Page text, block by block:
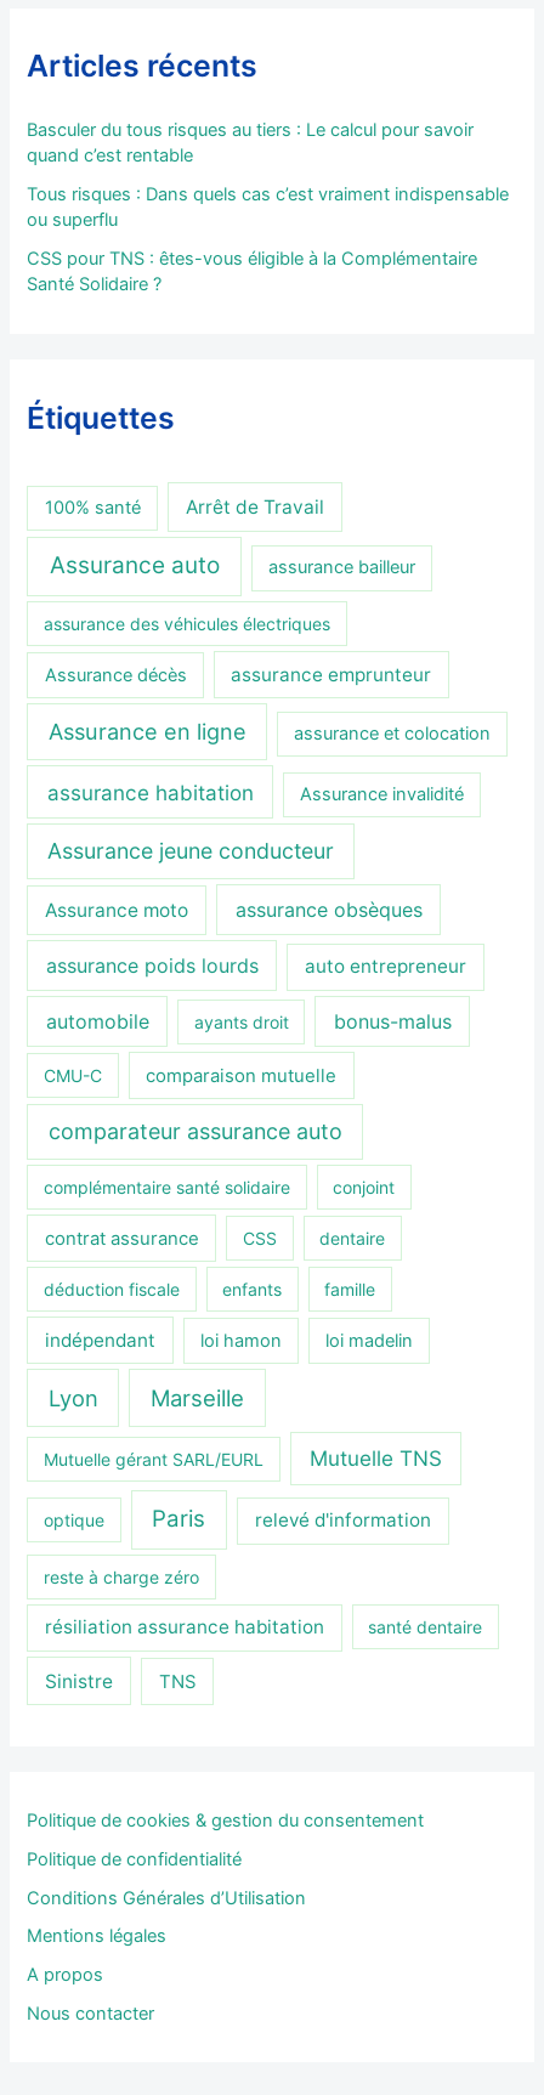
Articles récents
Basculer du tous risques au tiers : Le calcul pour savoir
quand c’est rentable
Tous risques : Dans quels cas c’est vraiment indispensable
ou superflu
CSS pour TNS : êtes-vous éligible à la Complémentaire
Santé Solidaire ?
Étiquettes
100% santé Arrêt de Travail
Assurance auto assurance bailleur
assurance des véhicules électriques
Assurance décès assurance emprunteur
Assurance en ligne assurance et colocation
assurance habitation Assurance invalidité
Assurance jeune conducteur
Assurance moto assurance obsèques
assurance poids lourds auto entrepreneur
automobile ayants droit bonus-malus
CMU-C comparaison mutuelle
comparateur assurance auto
complémentaire santé solidaire conjoint
contrat assurance CSS dentaire
déduction fiscale enfants famille
indépendant loi hamon loi madelin
Lyon Marseille
Mutuelle gérant SARL/EURL Mutuelle TNS
optique Paris relevé d'information
reste à charge zéro
résiliation assurance habitation santé dentaire
Sinistre TNS
Politique de cookies & gestion du consentement
Politique de confidentialité
Conditions Générales d’Utilisation
Mentions légales
A propos
Nous contacter